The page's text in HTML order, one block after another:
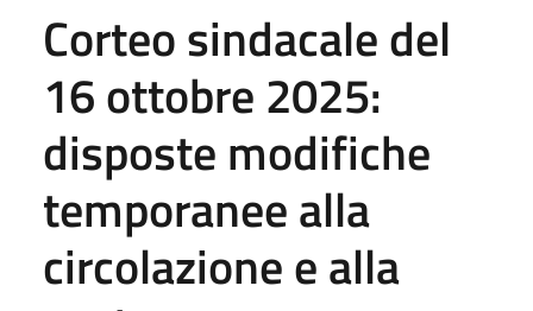
Corteo sindacale del
16 ottobre 2025:
disposte modifiche
temporanee alla
circolazione e alla